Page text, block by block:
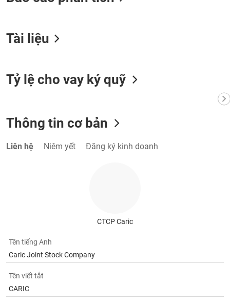
Tài liệu
Tỷ lệ cho vay ký quỹ
Thông tin cơ bản
Liên hệ Niêm yết Đăng ký kinh doanh
CTCP Caric
Tên tiếng Anh
Caric Joint Stock Company
Tên viết tắt
CARIC
VỤ
TIỆN
ÍCH
ĐỘNG
Lãnh
(-)
Tất cả Người nội bộ Người liên quan Cổ đông lớn